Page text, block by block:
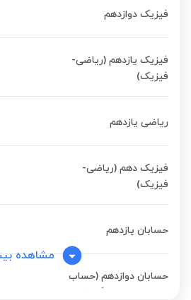
فیزیک دوازدهم
فیزیک یازدهم (ریاضی-
فیزیک)
ریاضی یازدهم
فیزیک دهم (ریاضی-
فیزیک)
حسابان یازدهم
حسابان دوازدهم (حساب
دیفرانسیل و انتگرال)
مشاهده